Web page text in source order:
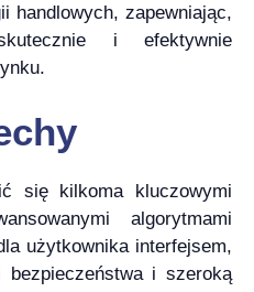
handlowych, zapewniając,
i efektywnie
się kilkoma kluczowymi
algorytmami
użytkownika interfejsem,
bezpieczeństwa i szeroką